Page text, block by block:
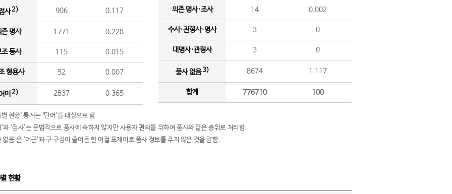
사2) 906 0.117
존 명사 1771 0.228
조 동사 115 0.015
형용사 52 0.007
미 2) 2837 0.365
의존 명사·조사 14 0.002
수사·관형사·명사 3 0
대명사·관형사 3 0
품사 없음3) 8674 1.117
합계 776710 100
현황' 통계는 '단어'를 대상으로 함.
와 ‘접사’는 문법적으로 품사에 속하지 않지만 사용자 편의를 위하여 품사와 같은 층위로 처리함.
없음’은 ‘어근’과 구 구성이 줄어든 한 어절 표제어로 품사 정보를 주지 않은 것을 말함.
현황